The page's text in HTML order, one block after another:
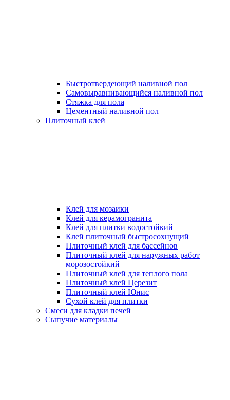
Быстротвердеющий наливной пол
Самовыравнивающийся наливной пол
Стяжка для пола
Цементный наливной пол
Плиточный клей
Клей для мозаики
Клей для керамогранита
Клей для плитки водостойкий
Клей плиточный быстросохнущий
Плиточный клей для бассейнов
Плиточный клей для наружных работ
морозостойкий
Плиточный клей для теплого пола
Плиточный клей Церезит
Плиточный клей Юнис
Сухой клей для плитки
Смеси для кладки печей
Сыпучие материалы